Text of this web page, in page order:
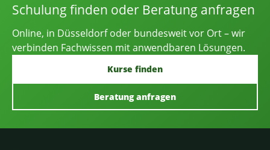
Schulung finden oder Beratung anfragen
Online, in Düsseldorf oder bundesweit vor Ort – wir
verbinden Fachwissen mit anwendbaren Lösungen.
Kurse finden
Beratung anfragen